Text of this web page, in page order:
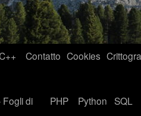
Contatto Cookies
Fogli di
PHP Python SQL